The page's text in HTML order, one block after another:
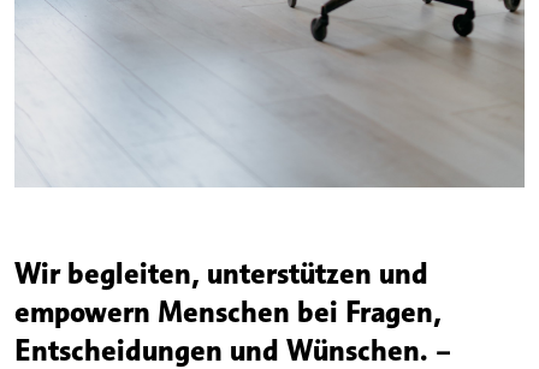
Wir begleiten, unterstützen und
empowern Menschen bei Fragen,
Entscheidungen und Wünschen. –